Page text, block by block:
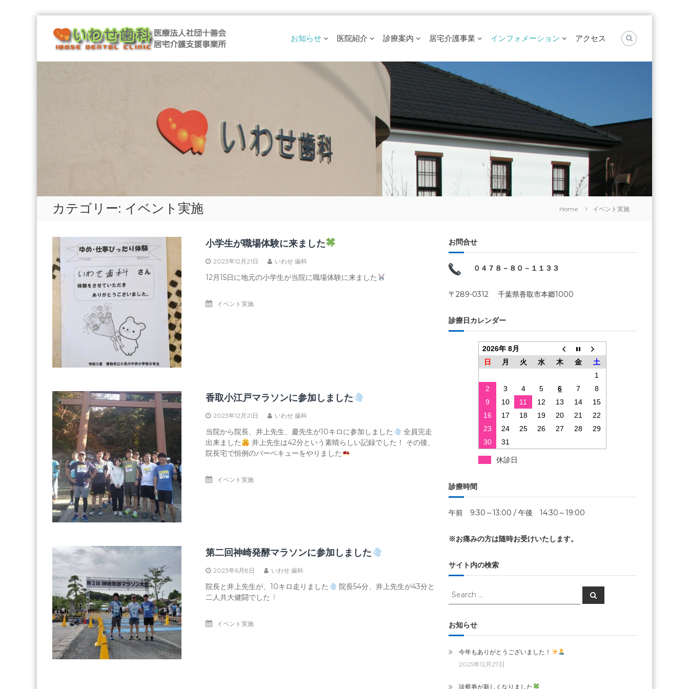
content
医
療
法
人
医
療
団
十
善
護
業
お知らせ 医院紹介 診療案内 居宅介護事業 インフォメーション アクセス
カテゴリー: イベント実施 Home イベント実施
小学生が職場体験に来ました
2023年12月21日 いわせ 歯科
12月15日に地元の小学生が当院に職場体験に来ました
イベント実施
香取小江戸マラソンに参加しました
2023年12月21日 いわせ 歯科
当院から院長、井上先生、慶先生が10キロに参加しました
全員完走
出来ました
井上先生は42分という素晴らしい記録でした！ その後、
院長宅で恒例のバーベキューをやりました
イベント実施
第二回神崎発酵マラソンに参加しました
2023年6月8日 いわせ 歯科
院長と井上先生が、10キロ走りました
院長54分、井上先生が43分と
二人共大健闘でした
イベント実施
お問合せ
０４７８－８０－１１３３
〒289-0312 千葉県香取市本郷1000
診療日カレンダー
2026年 8月
日
月 火 水 木 金
土
1
2
3 4 5 6 7
8
9
10 11 12 13 14
15
16
17 18 19 20 21
22
23
24 25 26 27 28
29
30
31
休診日
診療時間
午前 9:30～13:00 / 午後 14:30～19:00
※お痛みの方は随時お受けいたします。
サイト内の検索
Search
Search
お知らせ
今年もありがとうございました！
2025年12月27日
診察券が新しくなりました